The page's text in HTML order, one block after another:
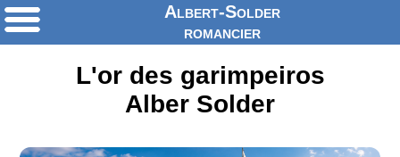
Albert-Solder
romancier
L'or des garimpeiros
Alber Solder